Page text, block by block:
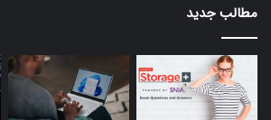
مطالب جدید